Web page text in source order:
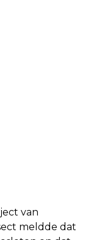
van
meldde dat